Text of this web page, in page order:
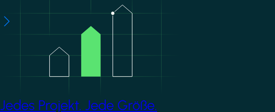
Jedes Projekt. Jede Größe.